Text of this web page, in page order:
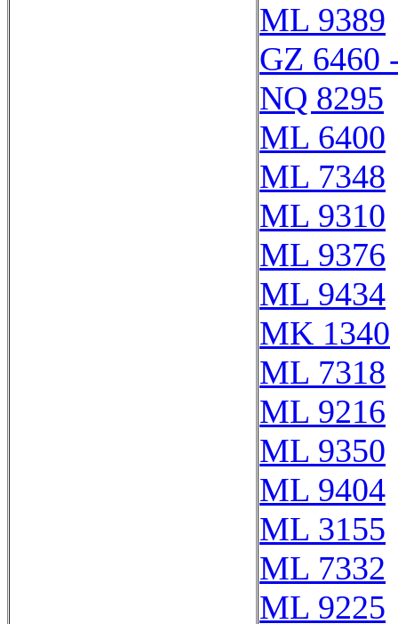
ML 9389
GZ 6460
NQ 8295
ML 6400
ML 7348
ML 9310
ML 9376
ML 9434
MK 1340
ML 7318
ML 9216
ML 9350
ML 9404
ML 3155
ML 7332
ML 9225